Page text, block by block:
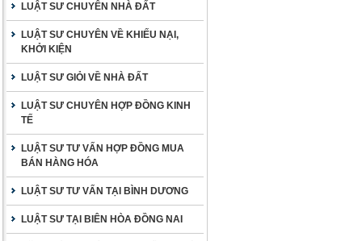
LUẬT SƯ CHUYÊN NHÀ ĐẤT
LUẬT SƯ CHUYÊN VỀ KHIẾU NẠI,
KHỞI KIỆN
LUẬT SƯ GIỎI VỀ NHÀ ĐẤT
LUẬT SƯ CHUYÊN HỢP ĐỒNG KINH
TẾ
LUẬT SƯ TƯ VẤN HỢP ĐỒNG MUA
BÁN HÀNG HÓA
LUẬT SƯ TƯ VẤN TẠI BÌNH DƯƠNG
LUẬT SƯ TẠI BIÊN HÒA ĐỒNG NAI